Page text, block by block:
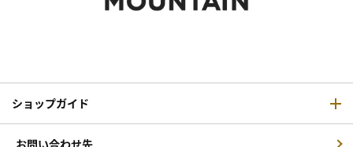
ショップガイド
お問い合わせ先